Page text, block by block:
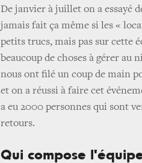
De janvier à juillet on a essayé
jamais fait ça même si les «
petits trucs, mais pas sur cette
beaucoup de choses à gérer au
nous ont filé un coup de main
et on a réussi à faire cet
a eu 2000 personnes qui sont
retours.
Qui compose